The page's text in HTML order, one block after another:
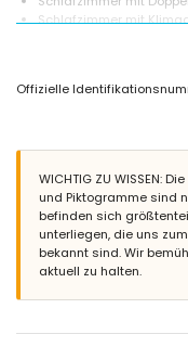
Schlafzimmer mit
Badezimmer mit
Schlafzimmer mit
Ventilator und en-suite
En-suite Badezimmer
Außenbereich der Villa
Eingezäuntes
Nierenförmiger privater
2 Terrassen, davon
Offizielle
WICHTIG ZU WISSEN:
und Piktogramme sind
befinden sich
unterliegen, die uns
bekannt sind. Wir
aktuell zu halten.